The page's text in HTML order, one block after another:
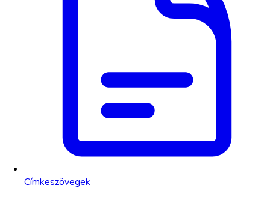
Címkeszövegek